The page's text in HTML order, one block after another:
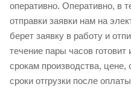
оперативно. Оперативно, в
отправки заявки нам на
берет заявку в работу и
течение пары часов
срокам производства, цене,
сроки отгрузки после